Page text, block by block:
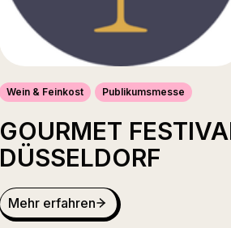
Wein & Feinkost Publikumsmesse
GOURMET
DÜSSELDORF
Mehr erfahren